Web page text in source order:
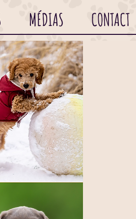
MÉDIAS CONTACT